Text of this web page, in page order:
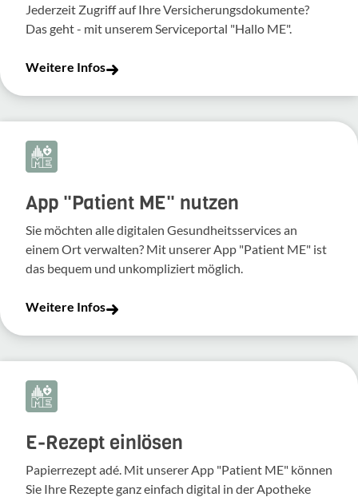
Jederzeit Zugriff auf Ihre Versicherungsdokumente?
Das geht - mit unserem Serviceportal "Hallo ME".
Weitere Infos
App "Patient ME" nutzen
Sie möchten alle digitalen Gesundheitsservices an
einem Ort verwalten? Mit unserer App "Patient ME" ist
das bequem und unkompliziert möglich.
Weitere Infos
E-Rezept einlösen
Papierrezept adé. Mit unserer App "Patient ME" können
Sie Ihre Rezepte ganz einfach digital in der Apotheke